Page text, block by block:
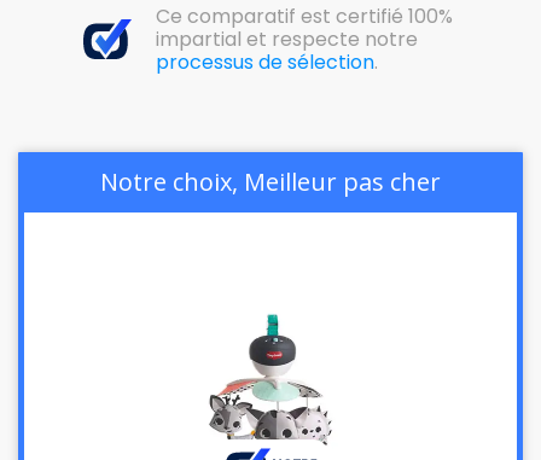
Ce comparatif est certifié 100%
impartial et respecte notre
processus de sélection.
Notre choix, Meilleur pas cher